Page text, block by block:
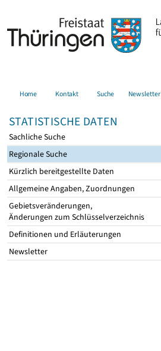
Home Kontakt Suche Newsletter
STATISTISCHE DATEN
Sachliche Suche
Regionale Suche
Kürzlich bereitgestellte Daten
Allgemeine Angaben, Zuordnungen
Gebietsveränderungen,
Änderungen zum Schlüsselverzeichnis
Definitionen und Erläuterungen
Newsletter